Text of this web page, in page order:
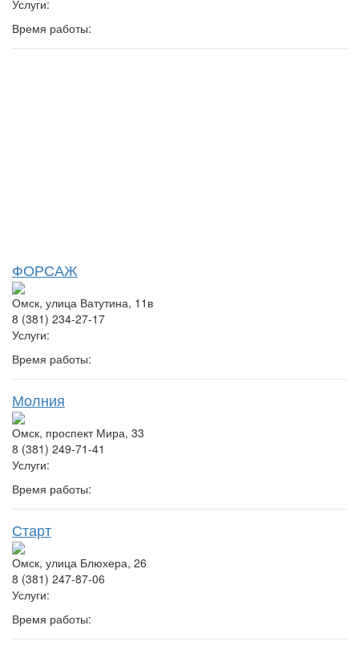
Услуги:
Время работы:
ФОРСАЖ
Омск, улица Ватутина, 11в
8 (381) 234-27-17
Услуги:
Время работы:
Молния
Омск, проспект Мира, 33
8 (381) 249-71-41
Услуги:
Время работы:
Старт
Омск, улица Блюхера, 26
8 (381) 247-87-06
Услуги:
Время работы: